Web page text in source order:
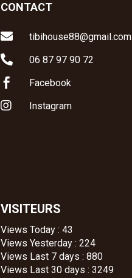
CONTACT
 tibihouse88@gmail.com
 06 87 97 90 72
 Facebook
 Instagram
VISITEURS
Views Today : 43
Views Yesterday : 224
Views Last 7 days : 880
Views Last 30 days : 3249